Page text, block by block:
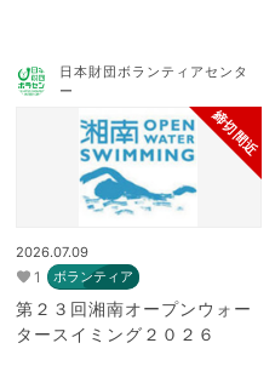
日本財団ボランティアセンタ
ー
締切間近
2026.07.09
1 ボランティア
第２３回湘南オープンウォー
タースイミング２０２６